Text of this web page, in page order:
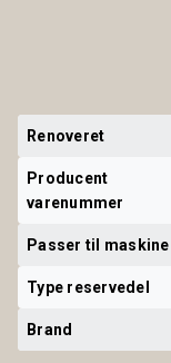
Renoveret
Producent
varenummer
Passer til maskine
Type reservedel
Brand